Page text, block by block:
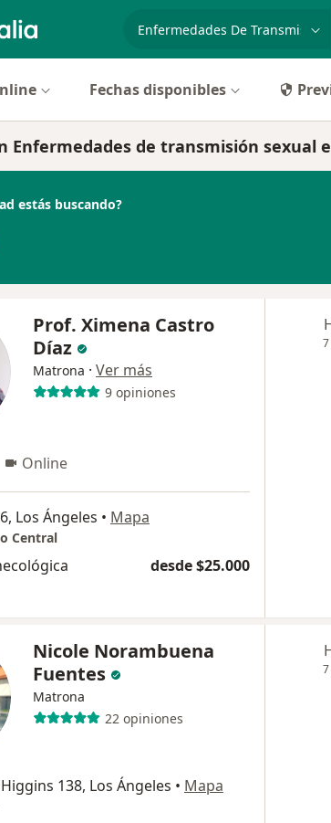
especialidad, enfermedad o
Fechas disponibles
Enfermedades de transmisión sexual
estás buscando?
Prof. Ximena Castro
Díaz
Matrona · Ver más
9 opiniones
Online
Los Ángeles • Mapa
Central
desde $25.000
Nicole Norambuena
Fuentes
Matrona
22 opiniones
138, Los Ángeles • Mapa